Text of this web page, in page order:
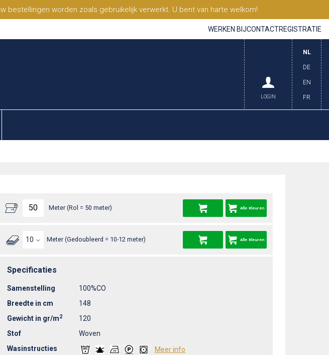
bestellingen worden zoals gebruikelijk verwerkt. U bent van harte welkom!
WERKEN BIJCONTACTREGISTRATIE
NL
DE
EN
FR
LOGIN
Meter (Rol = 50 meter) Alle Kleuren
Meter (Gedoubleerd = 10-12 meter) Alle Kleuren
Specificaties
Samenstelling
100%CO
Breedte in cm
148
Gewicht in gr/m2
120
Stof
Woven
Wasinstructies
Meer info